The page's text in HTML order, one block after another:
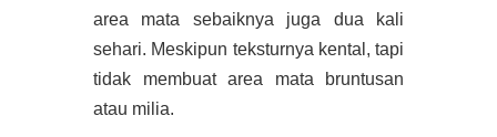
area mata sebaiknya juga dua kali
sehari. Meskipun teksturnya kental, tapi
tidak membuat area mata bruntusan
atau milia.